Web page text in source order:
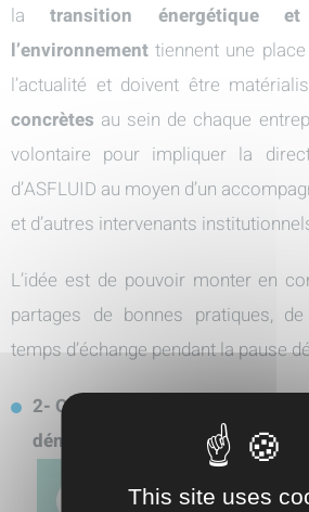
latransition énergétique
l’environnement tiennent une
l’actualité et doivent être
concrètes au sein de chaque
volontaire pour impliquer la
d’ASFLUID au moyen d’un
et d’autres intervenants
L’idée est de pouvoir monter en
partages de bonnes pratiques,
temps d’échange pendant la pause
2- Quel est votre rôle justement
démarche "écosalariés" ?
This site uses